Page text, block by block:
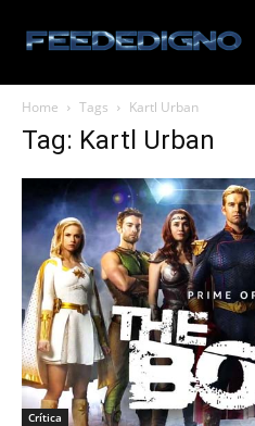
Home Tags Kartl Urban
Tag: Kartl Urban
Crítica